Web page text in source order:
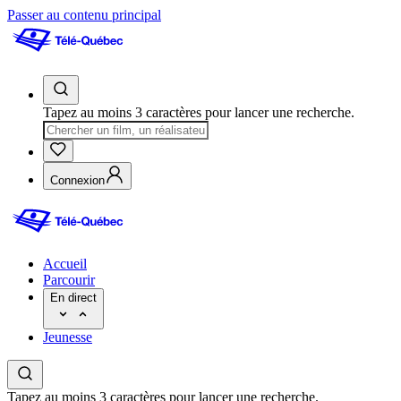
Passer au contenu principal
Tapez au moins 3 caractères pour lancer une recherche.
Connexion
Accueil
Parcourir
En direct
Jeunesse
Tapez au moins 3 caractères pour lancer une recherche.